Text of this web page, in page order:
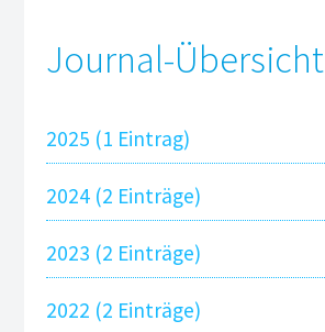
Text und Print
Froidevaux
BIT
Journal-Übersicht
2025 (1 Eintrag)
2024 (2 Einträge)
2023 (2 Einträge)
2022 (2 Einträge)